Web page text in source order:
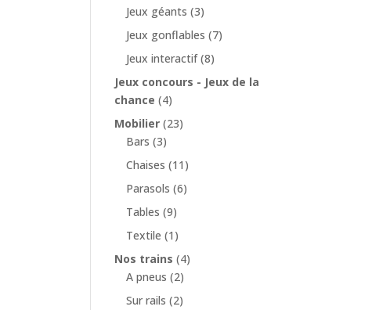
Jeux géants (3)
Jeux gonflables (7)
Jeux interactif (8)
Jeux concours - Jeux de la
chance (4)
Mobilier (23)
Bars (3)
Chaises (11)
Parasols (6)
Tables (9)
Textile (1)
Nos trains (4)
A pneus (2)
Sur rails (2)